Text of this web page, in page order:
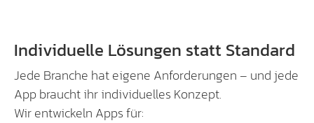
Individuelle Lösungen statt Standard
Jede Branche hat eigene Anforderungen – und jede
App braucht ihr individuelles Konzept.
Wir entwickeln Apps für: